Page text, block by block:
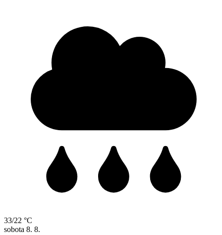
33/22 °C
sobota 8. 8.